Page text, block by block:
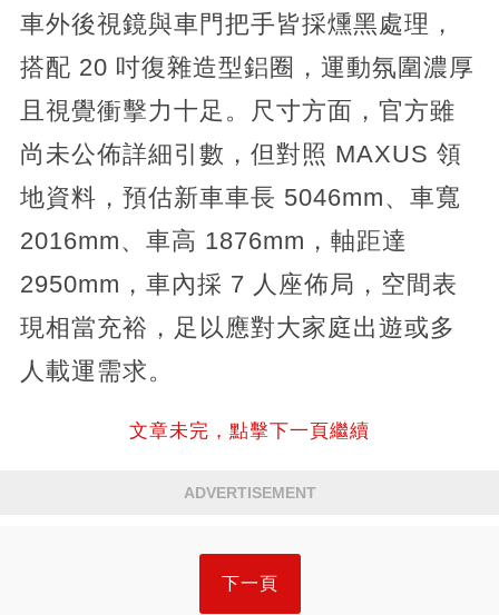
車外後視鏡與車門把手皆採燻黑處理，
搭配 20 吋復雜造型鋁圈，運動氛圍濃厚
且視覺衝擊力十足。尺寸方面，官方雖
尚未公佈詳細引數，但對照 MAXUS 領
地資料，預估新車車長 5046mm、車寬
2016mm、車高 1876mm，軸距達
2950mm，車內採 7 人座佈局，空間表
現相當充裕，足以應對大家庭出遊或多
人載運需求。
文章未完，點擊下一頁繼續
ADVERTISEMENT
下一頁